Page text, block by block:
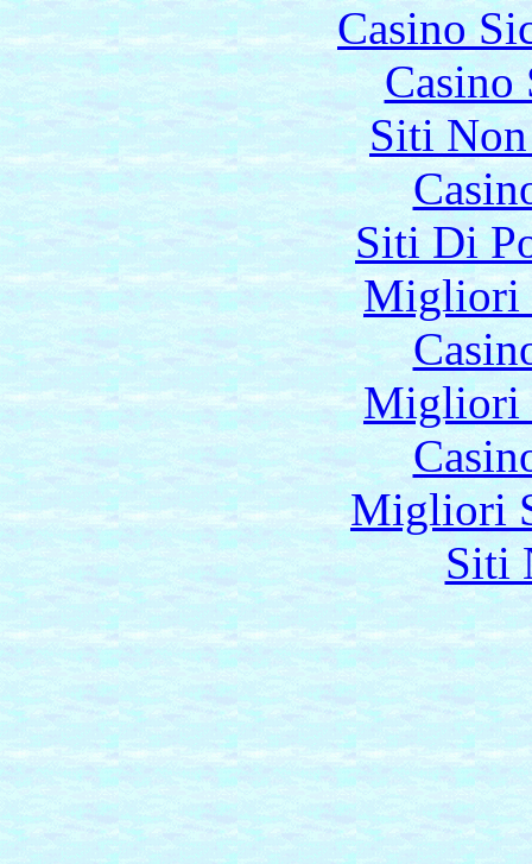
Casino
Casino
Siti
Siti Di
Migliori
Migliori
Migliori
Siti